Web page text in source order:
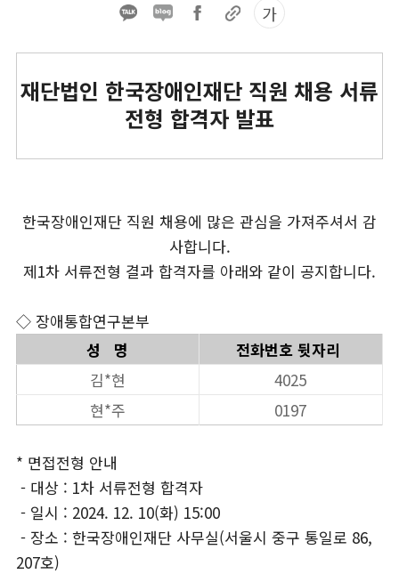
가
재단법인 한국장애인재단 직원 채용 서류
전형 합격자 발표
한국장애인재단 직원 채용에 많은 관심을 가져주셔서 감
사합니다.
제1차 서류전형 결과 합격자를 아래와 같이 공지합니다.
◇ 장애통합연구본부
성 명
​전화번호 뒷자리
김*현
4025
현*주
0197
* 면접전형 안내
- 대상 : 1차 서류전형 합격자
- 일시 : 2024. 12. 10(화) 15:00
- 장소 : 한국장애인재단 사무실(서울시 중구 통일로 86,
207호)